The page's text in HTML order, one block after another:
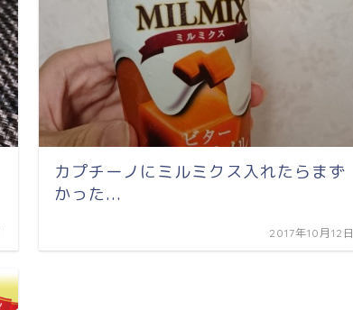
カプチーノにミルミクス入れたらまず
かった...
2017年10月12日